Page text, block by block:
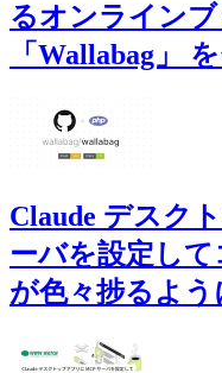
るオンライン
「Wallabag」
Claude デスク
ーバを設定し
が色々捗るよう